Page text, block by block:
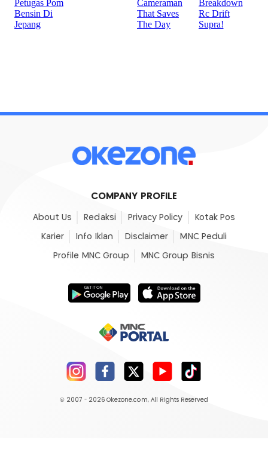
COMPANY PROFILE
About Us Redaksi Privacy Policy Kotak Pos
Karier Info Iklan Disclaimer MNC Peduli
Profile MNC Group MNC Group Bisnis
© 2007 - 2026 Okezone.com, All Rights Reserved